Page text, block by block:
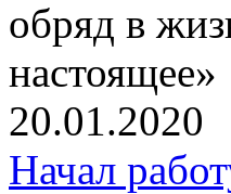
обряд в
настоящее»
20.01.2020
Начал